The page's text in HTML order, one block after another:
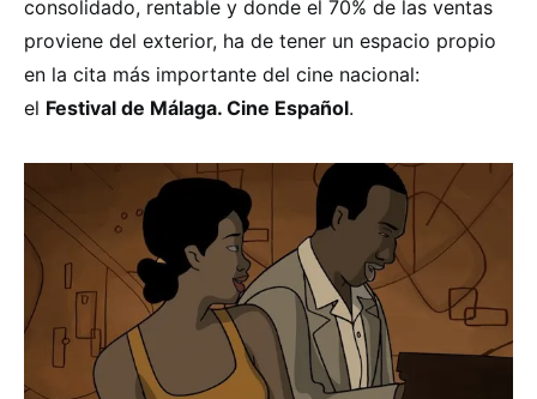
consolidado, rentable y donde el 70% de las ventas
proviene del exterior, ha de tener un espacio propio
en la cita más importante del cine nacional:
el Festival de Málaga. Cine Español.